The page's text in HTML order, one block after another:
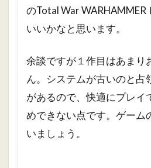
のTotal War
いいかなと思います。
余談ですが１作目はあまり
ん。システムが古いのと占
があるので、快適にプレイ
めできない点です。ゲーム
いましょう。